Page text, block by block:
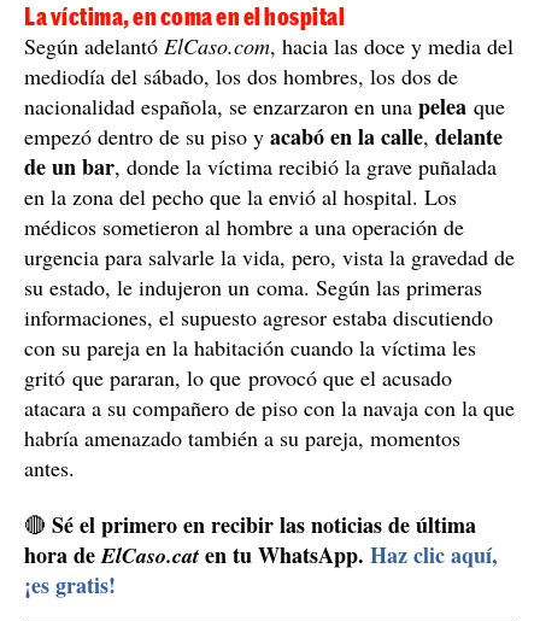
La víctima, en coma en el hospital
Según adelantó ElCaso.com, hacia las doce y media del
mediodía del sábado, los dos hombres, los dos de
nacionalidad española, se enzarzaron en una pelea que
empezó dentro de su piso y acabó en la calle, delante
de un bar, donde la víctima recibió la grave puñalada
en la zona del pecho que la envió al hospital. Los
médicos sometieron al hombre a una operación de
urgencia para salvarle la vida, pero, vista la gravedad de
su estado, le indujeron un coma. Según las primeras
informaciones, el supuesto agresor estaba discutiendo
con su pareja en la habitación cuando la víctima les
gritó que pararan, lo que provocó que el acusado
atacara a su compañero de piso con la navaja con la que
habría amenazado también a su pareja, momentos
antes.
🔴 Sé el primero en recibir las noticias de última
hora deElCaso.cat en tu WhatsApp. Haz clic aquí,
¡es gratis!